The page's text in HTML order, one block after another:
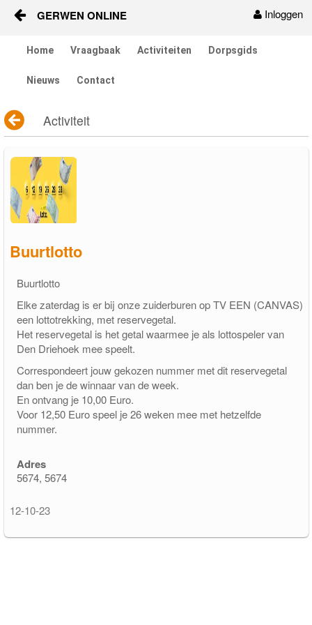
Inloggen
GERWEN ONLINE
Activiteiten
Dorpsgids
Nieuws
Groepen
pakketfraude
Home Vraagbaak Activiteiten Dorpsgids
Nieuws Contact
Activiteit
Buurtlotto
Buurtlotto
Elke zaterdag is er bij onze zuiderburen op TV EEN (CANVAS)
een lottotrekking, met reservegetal.
Het reservegetal is het getal waarmee je als lottospeler van
Den Driehoek mee speelt.
Correspondeert jouw gekozen nummer met dit reservegetal
dan ben je de winnaar van de week.
En ontvang je 10,00 Euro.
Voor 12,50 Euro speel je 26 weken mee met hetzelfde
nummer.
Adres
5674, 5674
12-10-23